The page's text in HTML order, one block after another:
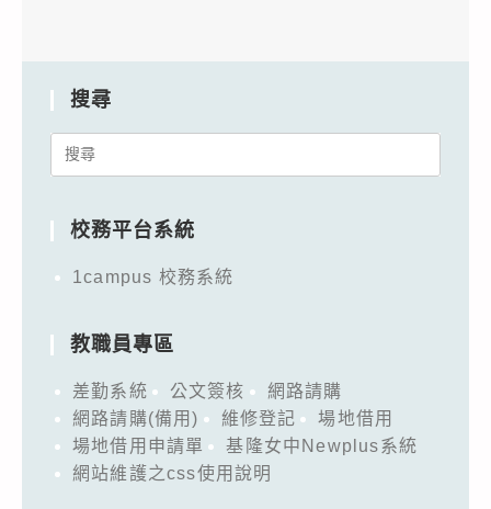
搜尋
Search
校務平台系統
1campus 校務系統
教職員專區
差勤系統 公文簽核
網路請購
網路請購(備用)
維修登記
場地借用
場地借用申請單
基隆女中Newplus系統
網站維護之css使用說明